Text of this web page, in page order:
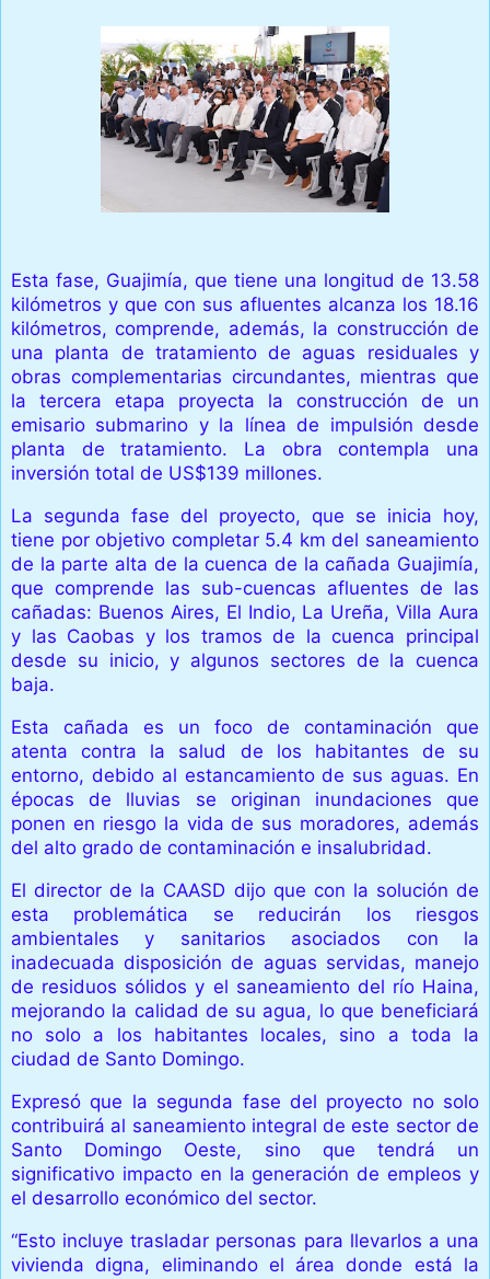
Esta fase, Guajimía, que tiene una longitud de 13.58
kilómetros y que con sus afluentes alcanza los 18.16
kilómetros, comprende, además, la construcción de
una planta de tratamiento de aguas residuales y
obras complementarias circundantes, mientras que
la tercera etapa proyecta la construcción de un
emisario submarino y la línea de impulsión desde
planta de tratamiento. La obra contempla una
inversión total de US$139 millones.
La segunda fase del proyecto, que se inicia hoy,
tiene por objetivo completar 5.4 km del saneamiento
de la parte alta de la cuenca de la cañada Guajimía,
que comprende las sub-cuencas afluentes de las
cañadas: Buenos Aires, El Indio, La Ureña, Villa Aura
y las Caobas y los tramos de la cuenca principal
desde su inicio, y algunos sectores de la cuenca
baja.
Esta cañada es un foco de contaminación que
atenta contra la salud de los habitantes de su
entorno, debido al estancamiento de sus aguas. En
épocas de lluvias se originan inundaciones que
ponen en riesgo la vida de sus moradores, además
del alto grado de contaminación e insalubridad.
El director de la CAASD dijo que con la solución de
esta problemática se reducirán los riesgos
ambientales y sanitarios asociados con la
inadecuada disposición de aguas servidas, manejo
de residuos sólidos y el saneamiento del río Haina,
mejorando la calidad de su agua, lo que beneficiará
no solo a los habitantes locales, sino a toda la
ciudad de Santo Domingo.
Expresó que la segunda fase del proyecto no solo
contribuirá al saneamiento integral de este sector de
Santo Domingo Oeste, sino que tendrá un
significativo impacto en la generación de empleos y
el desarrollo económico del sector.
“Esto incluye trasladar personas para llevarlos a una
vivienda digna, eliminando el área donde está la